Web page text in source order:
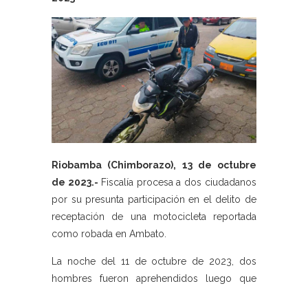
Riobamba (Chimborazo), 13 de octubre
de 2023.- Fiscalía procesa a dos ciudadanos
por su presunta participación en el delito de
receptación de una motocicleta reportada
como robada en Ambato.
La noche del 11 de octubre de 2023, dos
hombres fueron aprehendidos luego que